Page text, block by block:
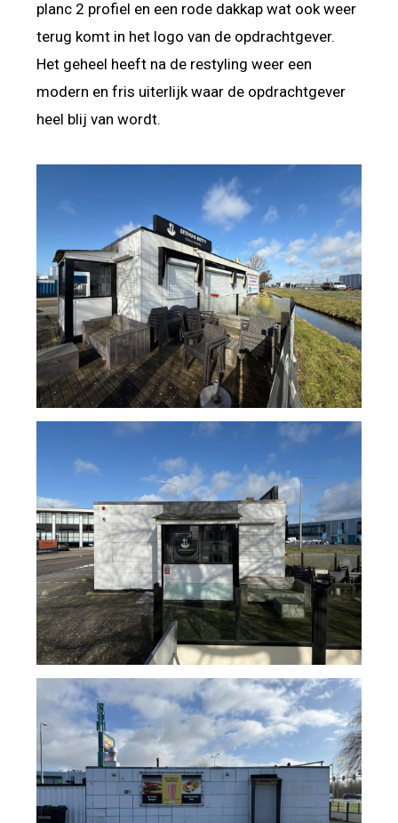
planc 2 profiel en een rode dakkap wat ook weer
terug komt in het logo van de opdrachtgever.
Het geheel heeft na de restyling weer een
modern en fris uiterlijk waar de opdrachtgever
heel blij van wordt.